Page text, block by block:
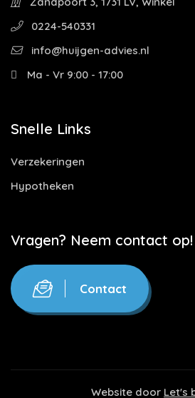
0224-540331
info@huijgen-advies.nl
Ma - Vr 9:00 - 17:00
Snelle Links
Verzekeringen
Hypotheken
Vragen? Neem contact op!
Contact
Website door Let's